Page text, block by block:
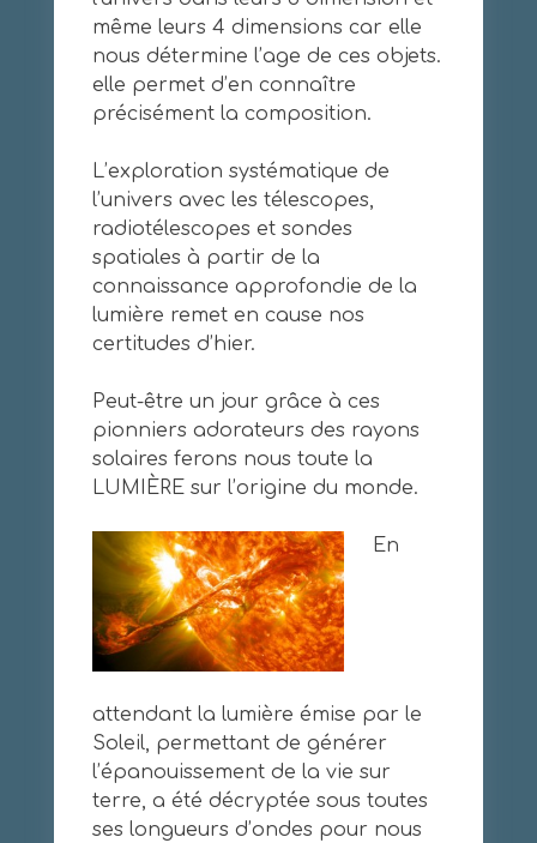
même leurs 4 dimensions car elle
nous détermine l’age de ces objets.
elle permet d’en connaître
précisément la composition.
L’exploration systématique de
l’univers avec les télescopes,
radiotélescopes et sondes
spatiales à partir de la
connaissance approfondie de la
lumière remet en cause nos
certitudes d’hier.
Peut-être un jour grâce à ces
pionniers adorateurs des rayons
solaires ferons nous toute la
LUMIÈRE sur l’origine du monde.
En
attendant la lumière émise par le
Soleil, permettant de générer
l’épanouissement de la vie sur
terre, a été décryptée sous toutes
ses longueurs d’ondes pour nous